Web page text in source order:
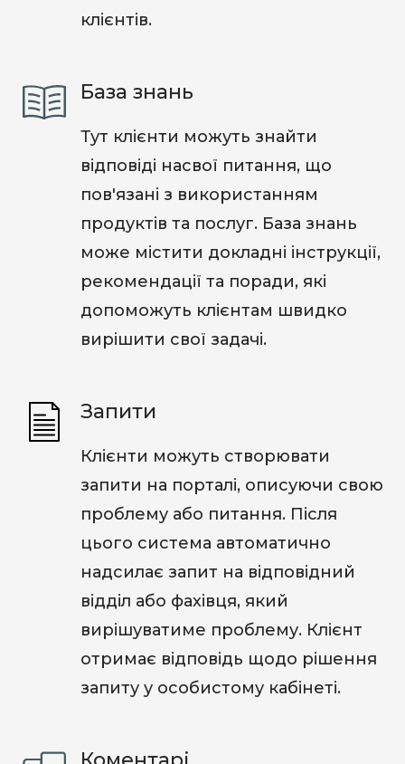
клієнтів.
База знань
Тут клієнти можуть знайти
відповіді насвої питання, що
пов'язані з використанням
продуктів та послуг. База знань
може містити докладні інструкції,
рекомендації та поради, які
допоможуть клієнтам швидко
вирішити свої задачі.
Запити
Клієнти можуть створювати
запити на порталі, описуючи свою
проблему або питання. Після
цього система автоматично
надсилає запит на відповідний
відділ або фахівця, який
вирішуватиме проблему. Клієнт
отримає відповідь щодо рішення
запиту у особистому кабінеті.